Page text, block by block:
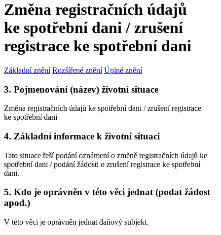
Změna registračních údajů
ke spotřební dani / zrušení
registrace ke spotřební dani
Základní znění Rozšířené znění Úplné znění
3. Pojmenování (název) životní situace
Změna registračních údajů ke spotřební dani / zrušení registrace
ke spotřební dani
4. Základní informace k životní situaci
Tato situace řeší podání oznámení o změně registračních údajů ke
spotřební dani / podání žádosti o zrušení registrace ke spotřební
dani.
5. Kdo je oprávněn v této věci jednat (podat žádost
apod.)
V této věci je oprávněn jednat daňový subjekt.